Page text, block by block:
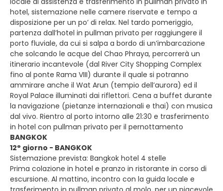
hotel, sistemazione nelle camere riservate e tempo a
disposizione per un po’ di relax. Nel tardo pomeriggio,
partenza dall’hotel in pullman privato per raggiungere il
porto fluviale, da cui si salpa a bordo di un’imbarcazione
che solcando le acque del Chao Phraya, percorrerà un
itinerario incantevole (dal River City Shopping Complex
fino al ponte Rama VIII) durante il quale si potranno
ammirare anche il Wat Arun (tempio dell’aurora) ed il
Royal Palace illuminati dai riflettori. Cena a buffet durante
la navigazione (pietanze internazionali e thai) con musica
dal vivo. Rientro al porto intorno alle 21:30 e trasferimento
in hotel con pullman privato per il pernottamento
BANGKOK
12° giorno - BANGKOK
Sistemazione prevista: Bangkok hotel 4 stelle
Prima colazione in hotel e pranzo in ristorante in corso di
escursione. Al mattino, incontro con la guida locale e